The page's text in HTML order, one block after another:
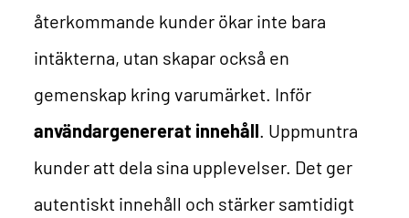
återkommande kunder ökar inte bara
intäkterna, utan skapar också en
gemenskap kring varumärket. Inför
användargenererat innehåll . Uppmuntra
kunder att dela sina upplevelser. Det ger
autentiskt innehåll och stärker samtidigt